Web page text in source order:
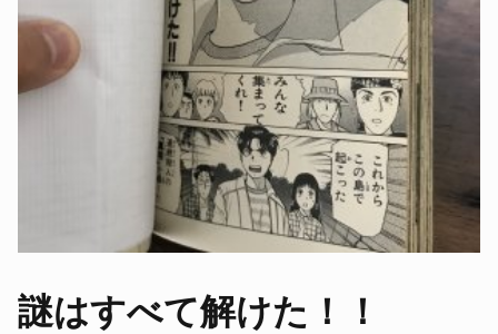
謎はすべて解けた！！